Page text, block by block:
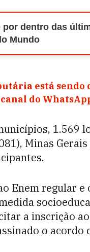
por dentro das
Mundo
está sendo
do
1.569
Minas
Enem regular
a inscrição
o acordo